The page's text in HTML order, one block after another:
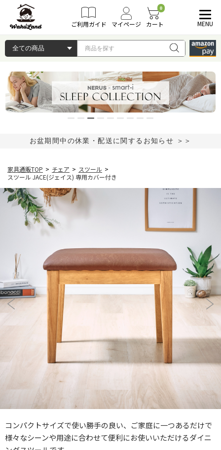
ご利用ガイド マイページ
0
カート MENU
お盆期間中の休業・配送に関するお知らせ ＞＞
家具通販TOP > チェア > スツール >
スツール JACE(ジェイス) 専用カバー付き
コンパクトサイズで使い勝手の良い、ご家庭に一つあるだけで
様々なシーンや用途に合わせて便利にお使いいただけるダイニ